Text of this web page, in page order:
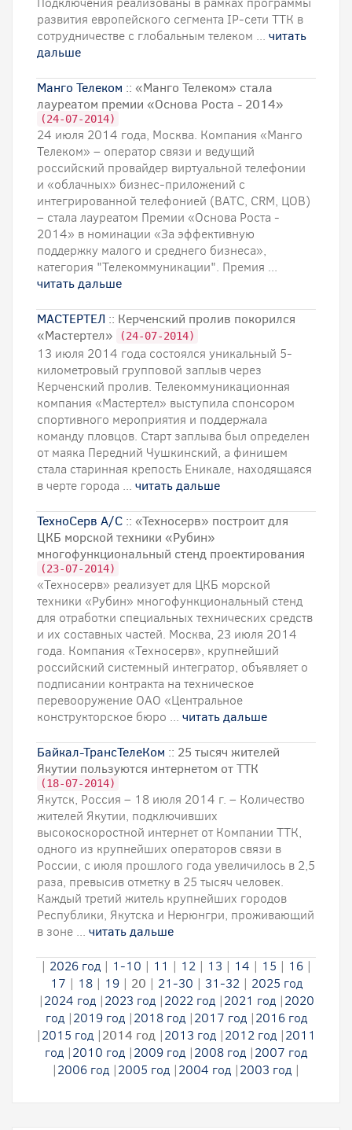
развития европейского сегмента IP-сети ТТК в
сотрудничестве с глобальным телеком ... читать
дальше
Манго Телеком :: «Манго Телеком» стала
лауреатом премии «Основа Роста - 2014»
(24-07-2014)
24 июля 2014 года, Москва. Компания «Манго
Телеком» – оператор связи и ведущий
российский провайдер виртуальной телефонии
и «облачных» бизнес-приложений с
интегрированной телефонией (ВАТС, CRM, ЦОВ)
– стала лауреатом Премии «Основа Роста -
2014» в номинации «За эффективную
поддержку малого и среднего бизнеса»,
категория "Телекоммуникации". Премия ...
читать дальше
МАСТЕРТЕЛ :: Керченский пролив покорился
«Мастертел»
(24-07-2014)
13 июля 2014 года состоялся уникальный 5-
километровый групповой заплыв через
Керченский пролив. Телекоммуникационная
компания «Мастертел» выступила спонсором
спортивного мероприятия и поддержала
команду пловцов. Старт заплыва был определен
от маяка Передний Чушкинский, а финишем
стала старинная крепость Еникале, находящаяся
в черте города ... читать дальше
ТехноСерв А/С :: «Техносерв» построит для
ЦКБ морской техники «Рубин»
многофункциональный стенд проектирования
(23-07-2014)
«Техносерв» реализует для ЦКБ морской
техники «Рубин» многофункциональный стенд
для отработки специальных технических средств
и их составных частей. Москва, 23 июля 2014
года. Компания «Техносерв», крупнейший
российский системный интегратор, объявляет о
подписании контракта на техническое
перевооружение ОАО «Центральное
конструкторское бюро ... читать дальше
Байкал-ТрансТелеКом :: 25 тысяч жителей
Якутии пользуются интернетом от ТТК
(18-07-2014)
Якутск, Россия – 18 июля 2014 г. – Количество
жителей Якутии, подключивших
высокоскоростной интернет от Компании ТТК,
одного из крупнейших операторов связи в
России, с июля прошлого года увеличилось в 2,5
раза, превысив отметку в 25 тысяч человек.
Каждый третий житель крупнейших городов
Республики, Якутска и Нерюнгри, проживающий
в зоне ... читать дальше
| 2026 год| 1-10 | 11 | 12| 13 | 14 | 15 | 16|
17 | 18| 19| 20 | 21-30 | 31-32| 2025 год
|2024 год|2023 год|2022 год|2021 год|2020
год|2019 год|2018 год|2017 год|2016 год
|2015 год |2014 год |2013 год |2012 год |2011
год |2010 год |2009 год |2008 год |2007 год
|2006 год |2005 год |2004 год |2003 год |